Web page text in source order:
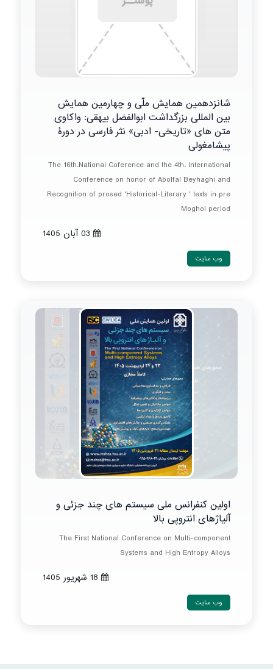
شانزدهمین همایش ملّی و چهارمین همایش
بین المللی بزرگداشت ابوالفضل بیهقی: واکاوی
متن های «تاریخی- ادبی» نثر فارسی در دورۀ
پیشامغولی
The 16th.National Coference and the 4th. International
Conference on honor of Abolfal Beyhaghi and
Recognition of prosed 'Historical-Literary ' texts in pre
Moghol period
وب سایت
اولین کنفرانس ملی سیستم های چند جزئی و
آلیاژهای انتروپی بالا
The First National Conference on Multi-component
Systems and High Entropy Alloys
وب سایت